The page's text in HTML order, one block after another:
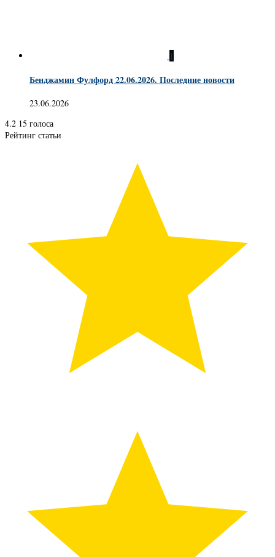
1
Бенджамин Фулфорд 22.06.2026. Последние новости
23.06.2026
4.2 15 голоса
Рейтинг статьи